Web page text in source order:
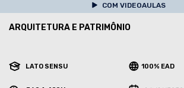
COM VIDEOAULAS
ARQUITETURA E PATRIMÔNIO
LATO SENSU 100% EAD